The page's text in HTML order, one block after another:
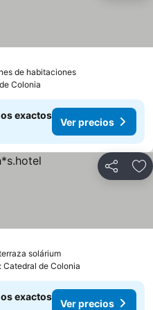
de habitacionesVer precios
Colonia
exactos
Ver precios
Compartir
soláriumVer precios
Catedral de Colonia
exactos
Ver precios